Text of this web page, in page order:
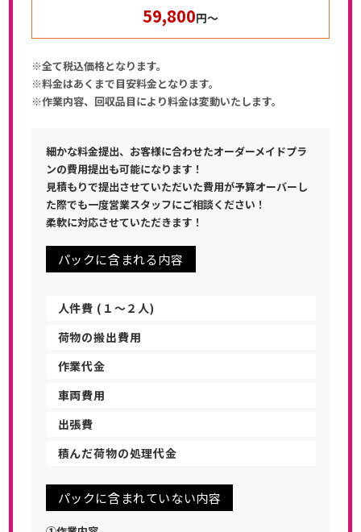
59,800円〜
※全て税込価格となります。
※料金はあくまで目安料金となります。
※作業内容、回収品目により料金は変動いたします。
細かな料金提出、お客様に合わせたオーダーメイドプラ
ンの費用提出も可能になります！
見積もりで提出させていただいた費用が予算オーバーし
た際でも一度営業スタッフにご相談ください！
柔軟に対応させていただきます！
パックに含まれる内容
人件費 (１〜２人)
荷物の搬出費用
作業代金
車両費用
出張費
積んだ荷物の処理代金
パックに含まれていない内容